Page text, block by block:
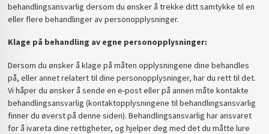
behandlingsansvarlig dersom du ønsker å trekke ditt samtykke til en
eller flere behandlinger av personopplysninger.
Klage på behandling av egne personopplysninger:
Dersom du ønsker å klage på måten opplysningene dine behandles
på, eller annet relatert til dine personopplysninger, har du rett til det.
Vi håper du ønsker å sende en e-post eller på annen måte kontakte
behandlingsansvarlig (kontaktopplysningene til behandlingsansvarlig
finner du øverst på denne siden). Behandlingsansvarlig har ansvaret
for å ivareta dine rettigheter, og hjelper deg med det du måtte lure